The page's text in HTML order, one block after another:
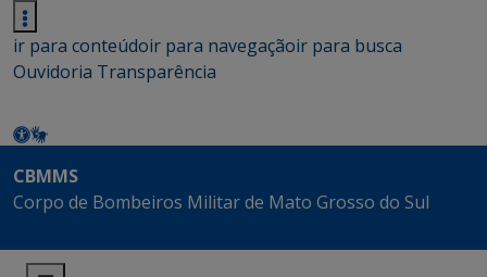
ir para conteúdoir para navegaçãoir para busca
Ouvidoria Transparência
CBMMS
Corpo de Bombeiros Militar de Mato Grosso do Sul